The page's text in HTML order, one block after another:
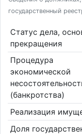
государственный
Статус дела,
прекращения
Процедура
экономической
(банкротства)
Реализация
Доля